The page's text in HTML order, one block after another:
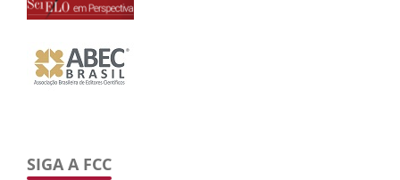
SIGA A FCC